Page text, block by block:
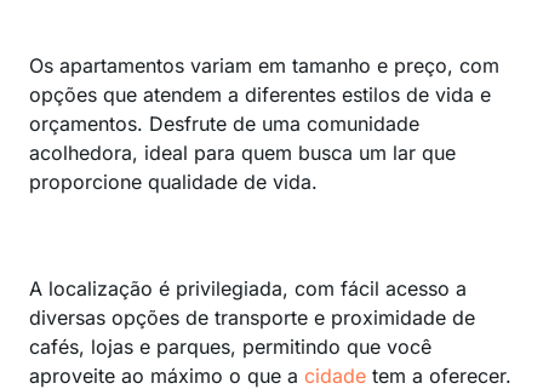
Os apartamentos variam em tamanho e preço, com
opções que atendem a diferentes estilos de vida e
orçamentos. Desfrute de uma comunidade
acolhedora, ideal para quem busca um lar que
proporcione qualidade de vida.
A localização é privilegiada, com fácil acesso a
diversas opções de transporte e proximidade de
cafés, lojas e parques, permitindo que você
aproveite ao máximo o que a cidade tem a oferecer.